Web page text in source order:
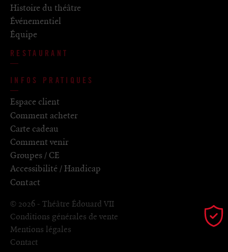
Histoire du théâtre
Événementiel
Équipe
RESTAURANT
INFOS PRATIQUES
Espace client
Comment acheter
Carte cadeau
Comment venir
Groupes / CE
Accessibilité / Handicap
Contact
© 2026 - Théâtre Édouard VII
Conditions générales de vente
Mentions légales
Contact